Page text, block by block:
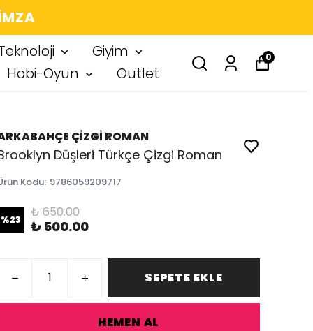
Giyim
Hobi-Oyun Outlet
0
ÇİZGİ ROMAN
Düşleri Türkçe Çizgi Roman
Kodu: 9786059209717
%23 ₺ 650.00
₺ 500.00
SEPETE EKLE
HEMEN AL